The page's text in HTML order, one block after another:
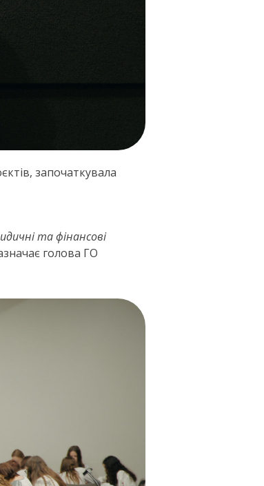
започаткувала
та фінансові
голова ГО